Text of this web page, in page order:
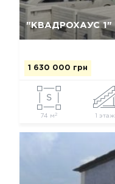
"КВАДРОХАУС 1"
1 630 000 грн
74 м 2 1 этаж